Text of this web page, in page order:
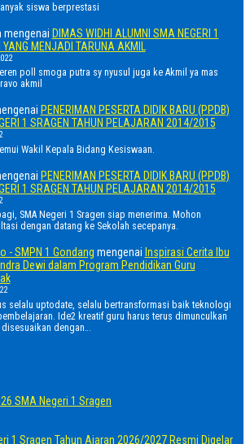
siswa berprestasi
mengenai DIMAS WIDHI ALUMNI SMA NEGERI 1
MENJADI TARUNA AKMIL
poll smoga putra sy nyusul juga ke Akmil ya mas
akmil
PENERIMAN PESERTA DIDIK BARU (PPDB)
1 SRAGEN TAHUN PELAJARAN 2014/2015
Wakil Kepala Bidang Kesiswaan.
PENERIMAN PESERTA DIDIK BARU (PPDB)
1 SRAGEN TAHUN PELAJARAN 2014/2015
SMA Negeri 1 Sragen siap menerima. Mohon
dengan datang ke Sekolah secepanya.
- SMPN 1 Gondang mengenai Inspirasi Cerita Ibu
Dewi dalam Program Pendidikan Guru
selalu uptodate, selalu bertransformasi baik teknologi
Ide2 kreatif guru harus terus dimunculkan
dengan…
SMA Negeri 1 Sragen
1 Sragen Tahun Ajaran 2026/2027 Resmi Digelar